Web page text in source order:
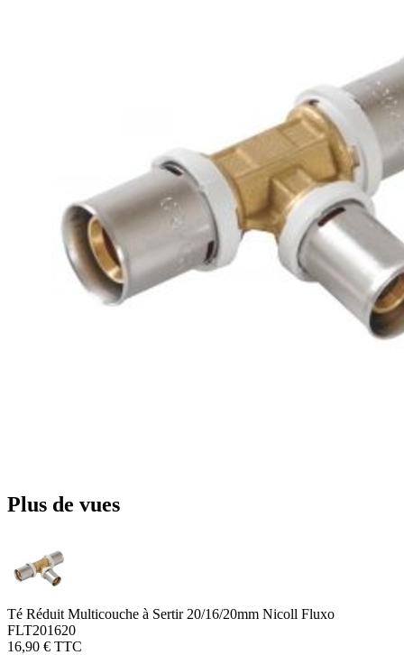
Plus de vues
Té Réduit Multicouche à Sertir 20/16/20mm Nicoll Fluxo
FLT201620
16,90 € TTC